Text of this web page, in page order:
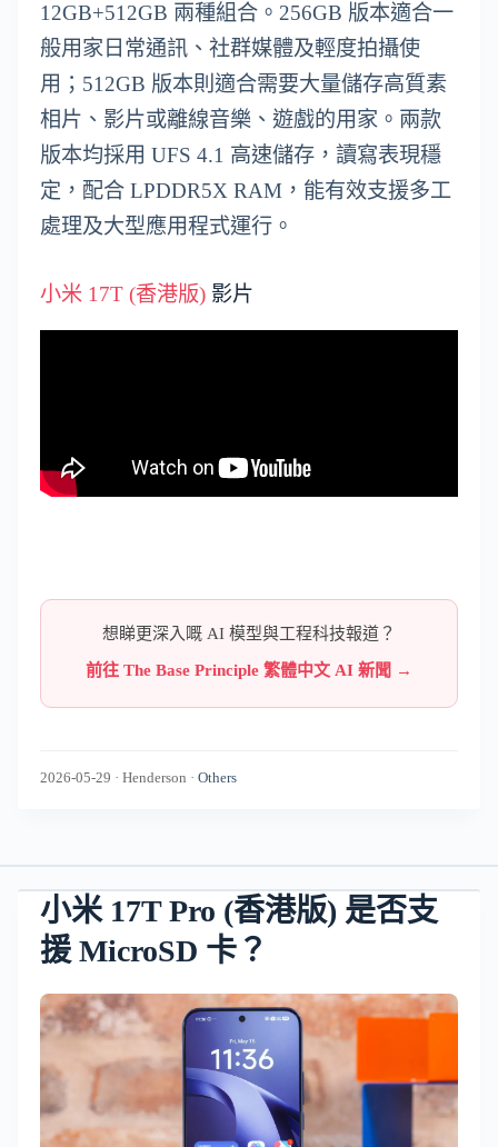
12GB+512GB 兩種組合。256GB 版本適合一
般用家日常通訊、社群媒體及輕度拍攝使
用；512GB 版本則適合需要大量儲存高質素
相片、影片或離線音樂、遊戲的用家。兩款
版本均採用 UFS 4.1 高速儲存，讀寫表現穩
定，配合 LPDDR5X RAM，能有效支援多工
處理及大型應用程式運行。
小米 17T (香港版) 影片
想睇更深入嘅 AI 模型與工程科技報道？
前往 The Base Principle 繁體中文 AI 新聞 →
2026-05-29 · Henderson · Others
小米 17T Pro (香港版) 是否支
援 MicroSD 卡？